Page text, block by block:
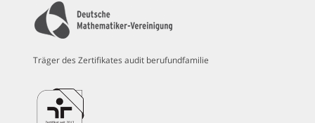
Träger des Zertifikates audit berufundfamilie